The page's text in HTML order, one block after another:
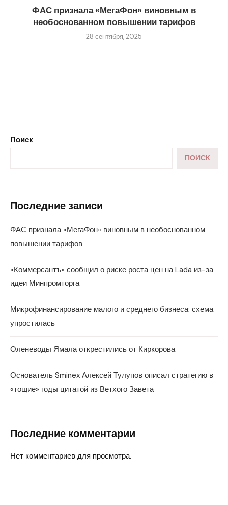
ФАС признала «МегаФон» виновным в
необоснованном повышении тарифов
28 сентября, 2025
Поиск
ПОИСК
Последние записи
ФАС признала «МегаФон» виновным в необоснованном
повышении тарифов
«Коммерсантъ» сообщил о риске роста цен на Lada из-за
идеи Минпромторга
Микрофинансирование малого и среднего бизнеса: схема
упростилась
Оленеводы Ямала открестились от Киркорова
Основатель Sminex Алексей Тулупов описал стратегию в
«тощие» годы цитатой из Ветхого Завета
Последние комментарии
Нет комментариев для просмотра.